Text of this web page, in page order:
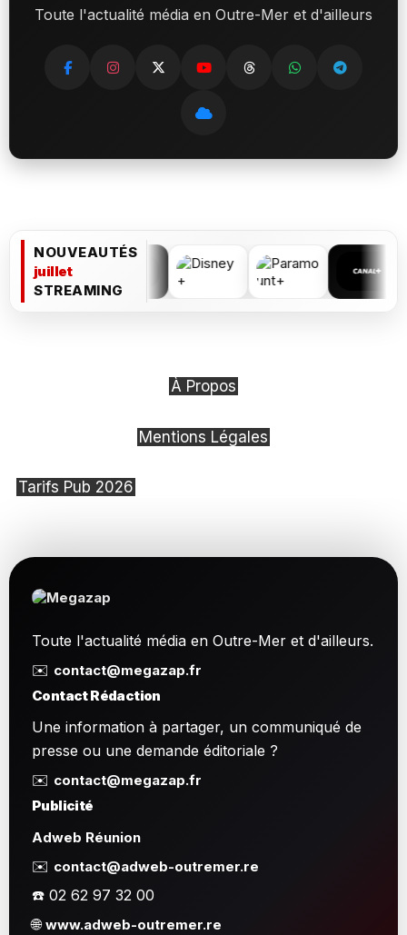
Toute l'actualité média en Outre-Mer et d'ailleurs
NOUVEAUTÉS
juillet
STREAMING
À Propos
Mentions Légales
Tarifs Pub 2026
Toute l'actualité média en Outre-Mer et d'ailleurs.
✉️ contact@megazap.fr
Contact Rédaction
Une information à partager, un communiqué de
presse ou une demande éditoriale ?
✉️ contact@megazap.fr
Publicité
Adweb Réunion
✉️ contact@adweb-outremer.re
☎️ 02 62 97 32 00
🌐www.adweb-outremer.re